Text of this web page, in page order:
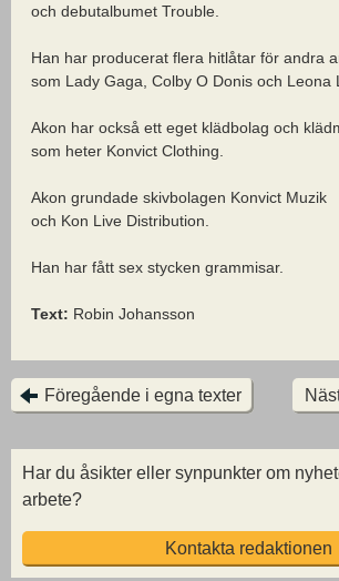
och debutalbumet Trouble.
Han har producerat flera hitlåtar för andra
som Lady Gaga, Colby O Donis och Leona
Akon har också ett eget klädbolag och
som heter Konvict Clothing.
Akon grundade skivbolagen Konvict Muzik
och Kon Live Distribution.
Han har fått sex stycken grammisar.
Text: Robin Johansson
Föregående i egna texter
Har du åsikter eller synpunkter om
arbete?
Kontakta redaktionen